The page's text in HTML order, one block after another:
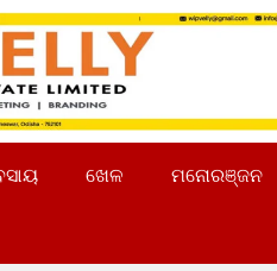
ଖେଳ ମନୋରଞ୍ଜନ